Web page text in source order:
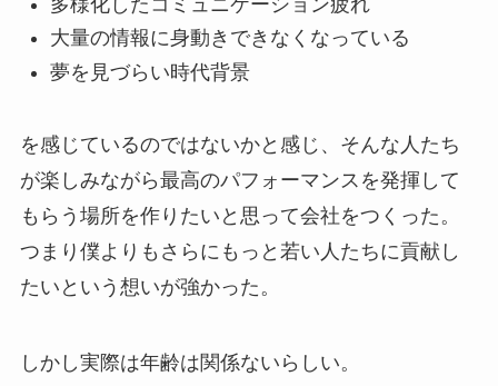
大量の情報に身動きできなくなっている
夢を見づらい時代背景
を感じているのではないかと感じ、そんな人たち
が楽しみながら最高のパフォーマンスを発揮して
もらう場所を作りたいと思って会社をつくった。
つまり僕よりもさらにもっと若い人たちに貢献し
たいという想いが強かった。
しかし実際は年齢は関係ないらしい。